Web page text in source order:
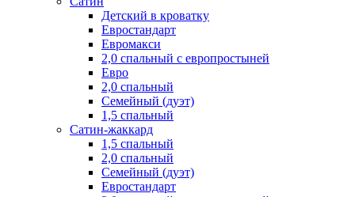
Детский в кроватку
Евростандарт
Евромакси
2,0 спальный с европростыней
Евро
2,0 спальный
Семейный (дуэт)
1,5 спальный
Сатин-жаккард
1,5 спальный
2,0 спальный
Семейный (дуэт)
Евростандарт